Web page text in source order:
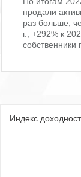
Индекс
продали
раз больше,
г., +292% к
собственники